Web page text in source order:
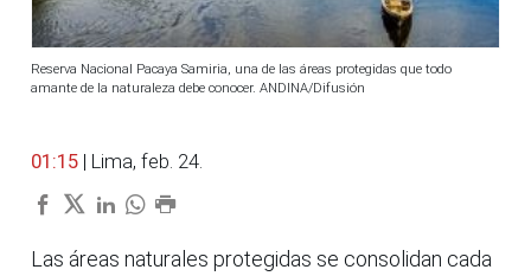
Reserva Nacional Pacaya Samiria, una de las áreas protegidas que todo
amante de la naturaleza debe conocer. ANDINA/Difusión
01:15 | Lima, feb. 24.
Las áreas naturales protegidas se consolidan cada